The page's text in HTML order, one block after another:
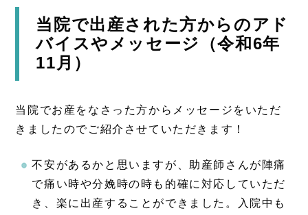
当院で出産された方からのアド
バイスやメッセージ（令和6年
11月）
当院でお産をなさった方からメッセージをいただ
きましたのでご紹介させていただきます！
不安があるかと思いますが、助産師さんが陣痛
で痛い時や分娩時の時も的確に対応していただ
き、楽に出産することができました。入院中も